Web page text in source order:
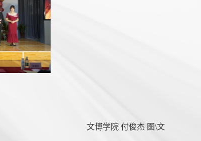
文博学院 付俊杰 图\文